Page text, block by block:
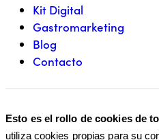
Kit Digital
Gastromarketing
Blog
Contacto
Esto es el rollo de cookies de
utiliza cookies propias para su